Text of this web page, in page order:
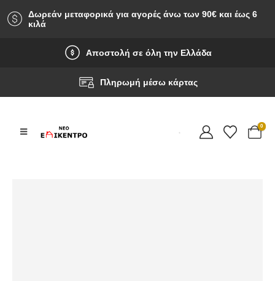
Δωρεάν μεταφορικά για αγορές άνω των 90‎€ και έως 6
κιλά
Αποστολή σε όλη την Ελλάδα
Πληρωμή μέσω κάρτας
0